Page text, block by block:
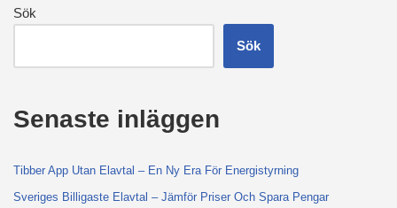
Sök
Sök
Senaste inläggen
Tibber App Utan Elavtal – En Ny Era För Energistyrning
Sveriges Billigaste Elavtal – Jämför Priser Och Spara Pengar